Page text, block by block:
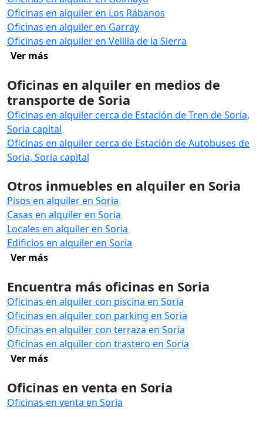
Oficinas en alquiler en Los Rábanos
Oficinas en alquiler en Garray
Oficinas en alquiler en Velilla de la Sierra
Ver más
Oficinas en alquiler en medios de
transporte de Soria
Oficinas en alquiler cerca de Estación de Tren de Soria,
Soria capital
Oficinas en alquiler cerca de Estación de Autobuses de
Soria, Soria capital
Otros inmuebles en alquiler en Soria
Pisos en alquiler en Soria
Casas en alquiler en Soria
Locales en alquiler en Soria
Edificios en alquiler en Soria
Ver más
Encuentra más oficinas en Soria
Oficinas en alquiler con piscina en Soria
Oficinas en alquiler con parking en Soria
Oficinas en alquiler con terraza en Soria
Oficinas en alquiler con trastero en Soria
Ver más
Oficinas en venta en Soria
Oficinas en venta en Soria